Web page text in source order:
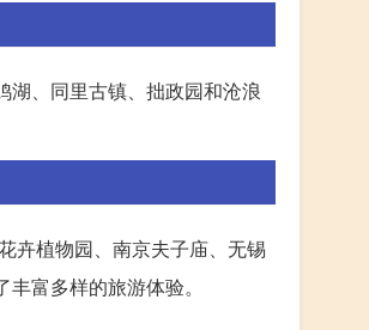
湖、同里古镇、拙政园和沧浪
卉植物园、南京夫子庙、无锡
富多样的旅游体验。